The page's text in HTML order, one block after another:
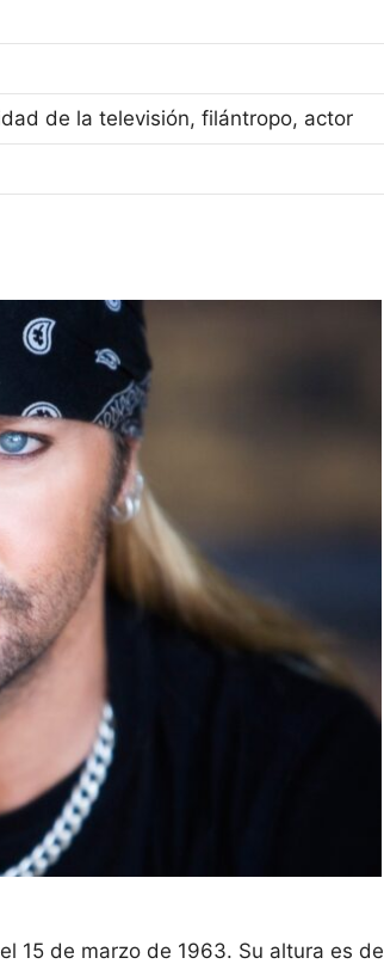
de la televisión, filántropo, actor
15 de marzo de 1963. Su altura es de